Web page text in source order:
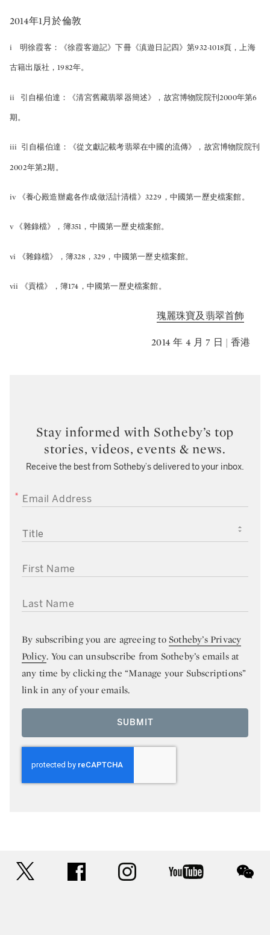
2014年1月於倫敦
i 明徐霞客：《徐霞客遊記》下冊《滇遊日記四》第932-1018頁，上海
古籍出版社，1982年。
ii 引自楊伯達：《清宮舊藏翡翠器簡述》，故宮博物院院刊2000年第6
期。
iii 引自楊伯達：《從文獻記載考翡翠在中國的流傳》，故宮博物院院刊
2002年第2期。
iv 《養心殿造辦處各作成做活計清檔》3229，中國第一歷史檔案館。
v 《雜錄檔》，簿351，中國第一歷史檔案館。
vi 《雜錄檔》，簿328，329，中國第一歷史檔案館。
vii 《貢檔》，簿174，中國第一歷史檔案館。
瑰麗珠寶及翡翠首飾
2014 年 4 月 7 日 | 香港
Stay informed with Sotheby’s top
stories, videos, events & news.
Receive the best from Sotheby’s delivered to your inbox.
EMAIL ADDRESS
TITLE
FIRST NAME
LAST NAME
By subscribing you are agreeing toSotheby’s Privacy
Policy. You can unsubscribe from Sotheby’s emails at
any time by clicking the “Manage your Subscriptions”
link in any of your emails.
SUBMIT
facebook instagram youtube